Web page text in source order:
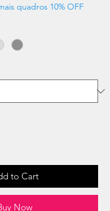
quadros 10% OFF
to Cart
Now